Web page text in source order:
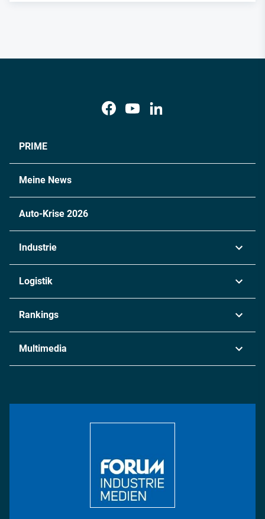
PRIME
Meine News
Auto-Krise 2026
Industrie
Chemie
Metall
Energie
Logistik
Rankings
Multimedia